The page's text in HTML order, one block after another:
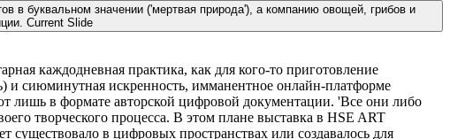
в буквальном значении ('мертвая природа'), а компанию овощей, грибов и
Current Slide
каждодневная практика, как для кого-то приготовление
и сиюминутная искренность, имманентное онлайн-платформе
лишь в формате авторской цифровой документации. 'Все они либо
творческого процесса. В этом плане выставка в HSE ART
существовало в цифровых пространствах или создавалось для